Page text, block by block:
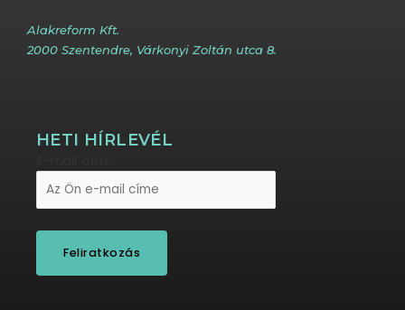
Alakreform Kft.
2000 Szentendre, Várkonyi Zoltán utca 8.
HETI HÍRLEVÉL